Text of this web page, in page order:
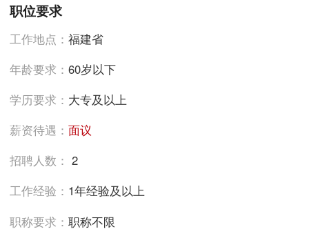
职位要求
工作地点：福建省
年龄要求：60岁以下
学历要求： 大专及以上
薪资待遇：面议
招聘人数：2
工作经验： 1年经验及以上
职称要求：职称不限